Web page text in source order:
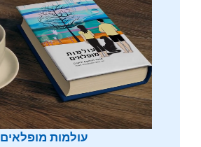
עולמות מופלאים